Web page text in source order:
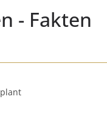
- Fakten